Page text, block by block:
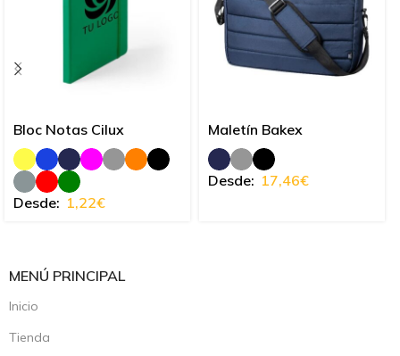
Bloc Notas Cilux
Desde: 1,22€
Maletín Bakex
Desde: 17,46€
MENÚ PRINCIPAL
Inicio
Tienda